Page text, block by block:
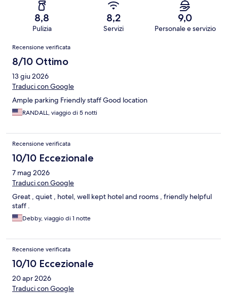
8,8
Pulizia
8,2
Servizi
9,0
Personale e servizio
Recensioni
Recensione verificata
8/10 Ottimo
13 giu 2026
Traduci con Google
Ample parking Friendly staff Good location
RANDALL, viaggio di 5 notti
Recensione verificata
10/10 Eccezionale
7 mag 2026
Traduci con Google
Great , quiet , hotel, well kept hotel and rooms , friendly helpful
staff .
Debby, viaggio di 1 notte
Recensione verificata
10/10 Eccezionale
20 apr 2026
Traduci con Google